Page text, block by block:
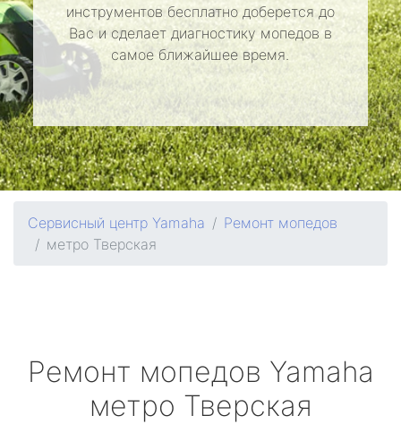
инструментов бесплатно доберется до
Вас и сделает диагностику мопедов в
самое ближайшее время.
Сервисный центр Yamaha
Ремонт мопедов
метро Тверская
Ремонт мопедов Yamaha
метро Тверская